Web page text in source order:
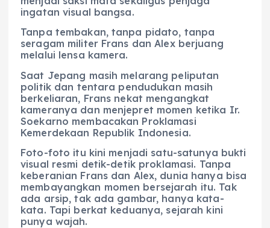
ingatan visual bangsa.
Tanpa tembakan, tanpa pidato, tanpa
seragam militer Frans dan Alex berjuang
melalui lensa kamera.
Saat Jepang masih melarang peliputan
politik dan tentara pendudukan masih
berkeliaran, Frans nekat mengangkat
kameranya dan menjepret momen ketika Ir.
Soekarno membacakan Proklamasi
Kemerdekaan Republik Indonesia.
Foto-foto itu kini menjadi satu-satunya bukti
visual resmi detik-detik proklamasi. Tanpa
keberanian Frans dan Alex, dunia hanya bisa
membayangkan momen bersejarah itu. Tak
ada arsip, tak ada gambar, hanya kata-
kata. Tapi berkat keduanya, sejarah kini
punya wajah.